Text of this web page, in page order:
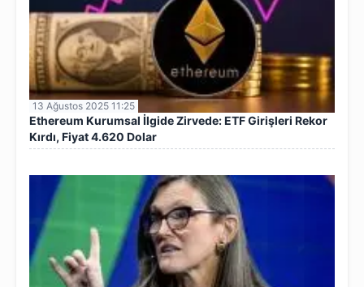
13 Ağustos 2025 11:25
Ethereum Kurumsal İlgide Zirvede: ETF Girişleri Rekor
Kırdı, Fiyat 4.620 Dolar